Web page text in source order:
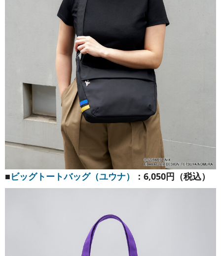
■ビッグトートバッグ（ユウナ） ：6,050円（税込）